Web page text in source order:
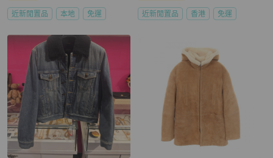
近新閒置品 本地 免運 近新閒置品 香港 免運